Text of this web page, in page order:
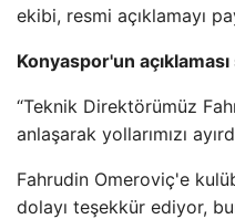
ekibi, resmi açıklamayı
Konyaspor'un
“Teknik Direktörümüz
anlaşarak yollarımızı
Fahrudin Omeroviç'e
dolayı teşekkür ediyor,